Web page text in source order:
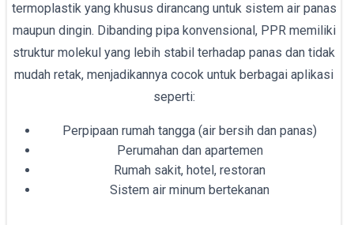
termoplastik yang khusus dirancang untuk sistem air panas
maupun dingin. Dibanding pipa konvensional, PPR memiliki
struktur molekul yang lebih stabil terhadap panas dan tidak
mudah retak, menjadikannya cocok untuk berbagai aplikasi
seperti:
Perpipaan rumah tangga (air bersih dan panas)
Perumahan dan apartemen
Rumah sakit, hotel, restoran
Sistem air minum bertekanan